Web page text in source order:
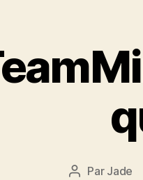
Auteur
Par Jade